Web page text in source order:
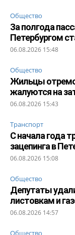
Общество
За полгода
Петербургом
06.08.2026 15:48
Общество
Жильцы
жалуются на
06.08.2026 15:43
Транспорт
С начала года
зацепинга в
06.08.2026 15:08
Общество
Депутаты
листовкам и
06.08.2026 14:57
Общество